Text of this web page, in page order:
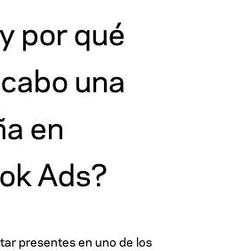
por qué
una
en
Ads?
presentes en uno de los